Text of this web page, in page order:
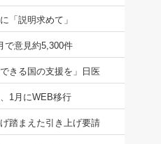
「説明求めて」
意見約5,300件
きる国の支援を」日医
1月にWEB移行
踏まえた引き上げ要請